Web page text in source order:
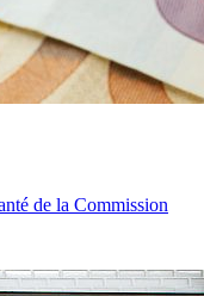
de la Commission